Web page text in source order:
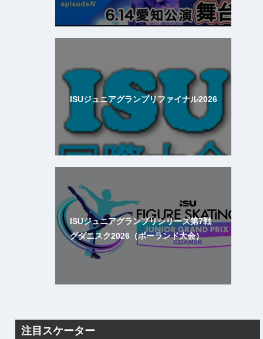
ISUジュニアグランプリファイナル2026
ISUジュニアグランプリシリーズ第7戦
グダニスク2026（ポーランド大会）
注目スケーター